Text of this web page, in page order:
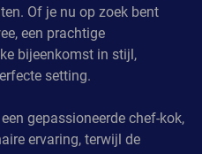
Of je nu op zoek bent
een prachtige
bijeenkomst in stijl,
setting.
gepassioneerde chef-kok,
ervaring, terwijl de